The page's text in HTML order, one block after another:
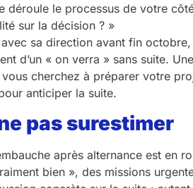
déroule le processus de votre
sur la décision ? »
sa direction avant fin
d’un « on verra » sans suite.
cherchez à préparer votre
anticiper la suite.
pas surestimer
après alternance est en
bien », des missions